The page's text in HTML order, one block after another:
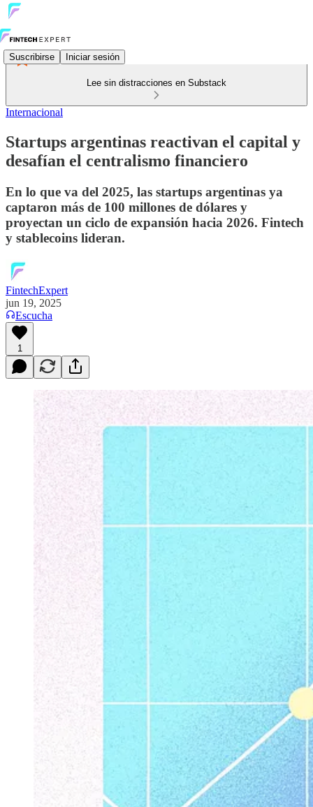
Suscribirse Iniciar sesión
Lee sin distracciones en Substack
Internacional
Startups argentinas reactivan el capital y
desafían el centralismo financiero
En lo que va del 2025, las startups argentinas ya
captaron más de 100 millones de dólares y
proyectan un ciclo de expansión hacia 2026. Fintech
y stablecoins lideran.
FintechExpert
jun 19, 2025
Escucha
1